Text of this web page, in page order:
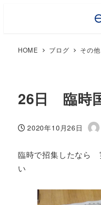
HOME ブログ その他
26日 臨時
投稿日
2020年10月26日
著
臨時で招集したなら
い